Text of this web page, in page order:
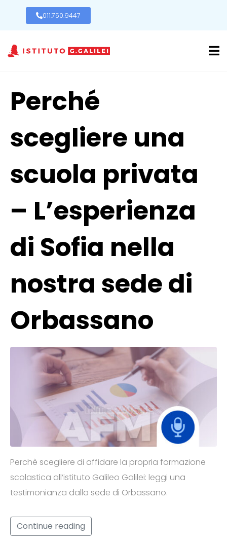
011.750.9447
Perché
scegliere una
scuola privata
– L’esperienza
di Sofia nella
nostra sede di
Orbassano
Perchè scegliere di affidare la propria formazione
scolastica all’istituto Galileo Galilei: leggi una
testimonianza dalla sede di Orbassano.
Continue reading